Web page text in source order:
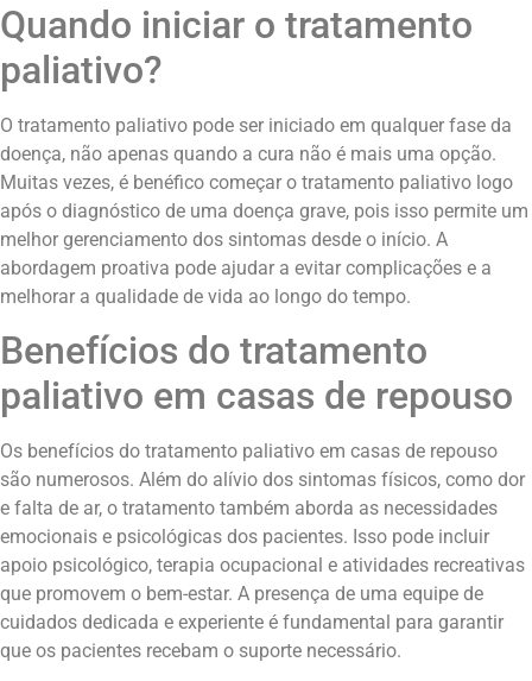
Quando iniciar o tratamento
paliativo?
O tratamento paliativo pode ser iniciado em qualquer fase da
doença, não apenas quando a cura não é mais uma opção.
Muitas vezes, é benéfico começar o tratamento paliativo logo
após o diagnóstico de uma doença grave, pois isso permite um
melhor gerenciamento dos sintomas desde o início. A
abordagem proativa pode ajudar a evitar complicações e a
melhorar a qualidade de vida ao longo do tempo.
Benefícios do tratamento
paliativo em casas de repouso
Os benefícios do tratamento paliativo em casas de repouso
são numerosos. Além do alívio dos sintomas físicos, como dor
e falta de ar, o tratamento também aborda as necessidades
emocionais e psicológicas dos pacientes. Isso pode incluir
apoio psicológico, terapia ocupacional e atividades recreativas
que promovem o bem-estar. A presença de uma equipe de
cuidados dedicada e experiente é fundamental para garantir
que os pacientes recebam o suporte necessário.